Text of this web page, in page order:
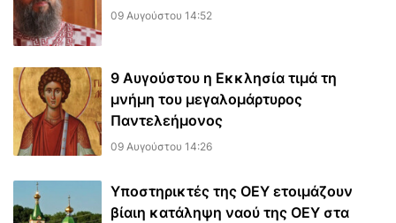
09 Αυγούστου 14:52
9 Αυγούστου η Εκκλησία τιμά τη
μνήμη του μεγαλομάρτυρος
Παντελεήμονος
09 Αυγούστου 14:26
Υποστηρικτές της ΟΕΥ ετοιμάζουν
βίαιη κατάληψη ναού της ΟΕΥ στα